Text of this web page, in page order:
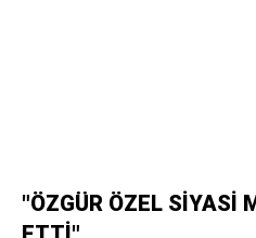
"ÖZGÜR ÖZEL SİYASİ